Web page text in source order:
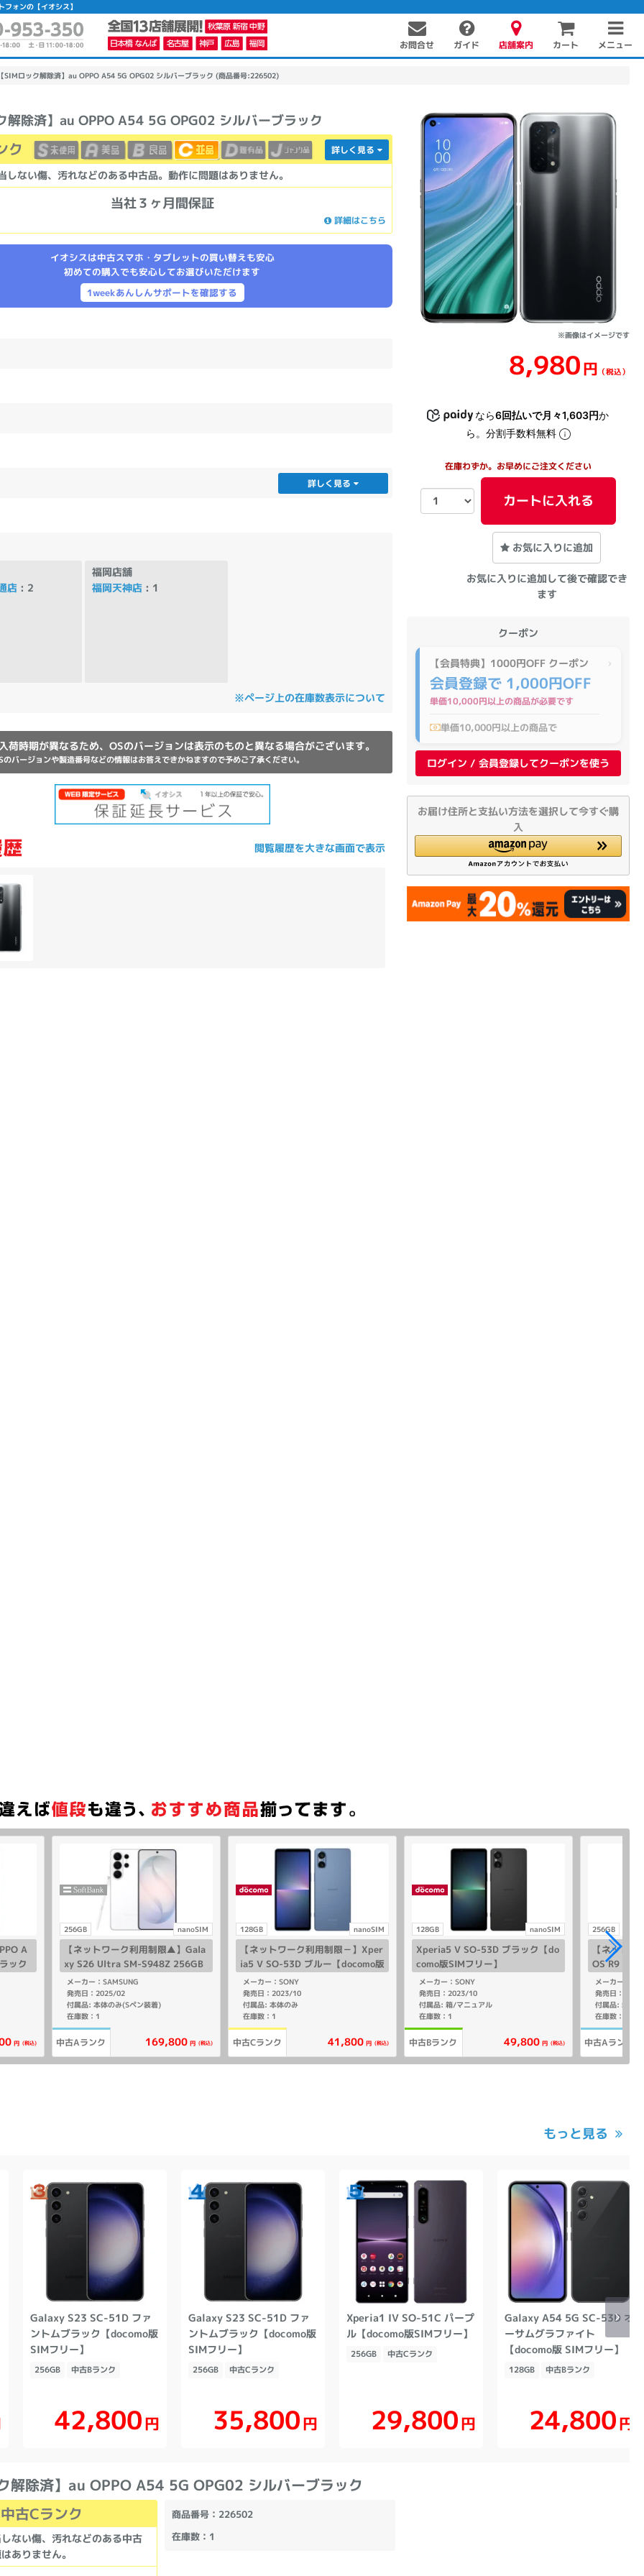
ォンの【イオシス】
お問合せ ガイド 店舗案内 カート メニュー
【SIMロック解除済】au OPPO A54 5G OPG02 シルバーブラック (商品番号:226502)
解除済】au OPPO A54 5G OPG02 シルバーブラック
※画像はイメージです
8,980円 （税込）
なら6回払いで月々1,603円か
ら。分割手数料無料
在庫わずか。お早めにご注文ください
カートに入れる
お気に入りに追加
お気に入りに追加して後で確認でき
ます
クーポン
【会員特典】1000円OFF クーポン
会員登録で 1,000円OFF
単価10,000円以上の商品が必要です
単価10,000円以上の商品で
ログイン / 会員登録してクーポンを使う
お届け住所と支払い方法を選択して今すぐ購
入
ク
しない傷、汚れなどのある中古品。動作に問題はありません。
詳しく見る
当社３ヶ月間保証
詳細はこちら
イオシスは中古スマホ・タブレットの買い替えも安心
初めての購入でも安心してお選びいただけます
1weekあんしんサポートを確認する
詳しく見る
店 : 2
福岡店舗
福岡天神店 : 1
※ページ上の在庫数表示について
荷時期が異なるため、OSのバージョンは表示のものと異なる場合がございます。
のバージョンや製造番号などの情報はお答えできかねますので予めご了承ください。
閲覧履歴を大きな画面で表示
A
ック
円 (税込)
256GB nanoSIM
【ネットワーク利用制限▲】Gala
xy S26 Ultra SM-S948Z 256GB
ホワイト【SoftBank版 SIMフリ
ー】
メーカー：SAMSUNG
発売日：2025/02
付属品: 本体のみ(Sペン装着)
在庫数：1
中古Aランク 169,800 円 (税込)
128GB nanoSIM
【ネットワーク利用制限－】Xper
ia5 V SO-53D ブルー【docomo版
SIMフリー】
メーカー：SONY
発売日：2023/10
付属品: 本体のみ
在庫数：1
中古Cランク 41,800 円 (税込)
128GB nanoSIM
Xperia5 V SO-53D ブラック【do
como版SIMフリー】
メーカー：SONY
発売日：2023/10
付属品: 箱/マニュアル
在庫数：1
中古Bランク 49,800 円 (税込)
256GB
【ネット
OS R9 SH-
版SIMフリ
メーカー：
発売日：
在庫数：1
中古Aランク
もっと見る
Galaxy S23 SC-51D ファ
ントムブラック【docomo版
SIMフリー】
256GB 中古Bランク
42,800円
Galaxy S23 SC-51D ファ
ントムブラック【docomo版
SIMフリー】
256GB 中古Cランク
35,800円
Xperia1 IV SO-51C パープ
ル【docomo版SIMフリー】
256GB 中古Cランク
29,800円
Galaxy A54 5G SC-53D オ
ーサムグラファイト
【docomo版 SIMフリー】
128GB 中古Bランク
24,800円
解除済】au OPPO A54 5G OPG02 シルバーブラック
中古Cランク
ない傷、汚れなどのある中古
ありません。
商品番号：226502
在庫数：1
かんたんパソコン検索に切り替える
カテゴリー
商品ジャンルの絞り込み
PC周辺機器 PCパーツ ソフト
DVD-マルチ DVD-ROM DVD±RW
CPU
その他
メモリ
~
モニタサイズ